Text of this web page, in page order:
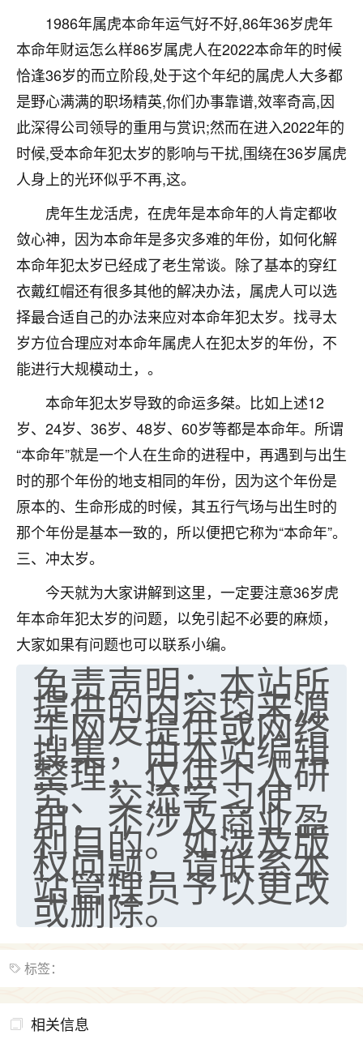
1986年属虎本命年运气好不好,86年36岁虎年
本命年财运怎么样86岁属虎人在2022本命年的时候
恰逢36岁的而立阶段,处于这个年纪的属虎人大多都
是野心满满的职场精英,你们办事靠谱,效率奇高,因
此深得公司领导的重用与赏识;然而在进入2022年的
时候,受本命年犯太岁的影响与干扰,围绕在36岁属虎
人身上的光环似乎不再,这。
虎年生龙活虎，在虎年是本命年的人肯定都收
敛心神，因为本命年是多灾多难的年份，如何化解
本命年犯太岁已经成了老生常谈。除了基本的穿红
衣戴红帽还有很多其他的解决办法，属虎人可以选
择最合适自己的办法来应对本命年犯太岁。找寻太
岁方位合理应对本命年属虎人在犯太岁的年份，不
能进行大规模动土，。
本命年犯太岁导致的命运多桀。比如上述12
岁、24岁、36岁、48岁、60岁等都是本命年。所谓
“本命年”就是一个人在生命的进程中，再遇到与出生
时的那个年份的地支相同的年份，因为这个年份是
原本的、生命形成的时候，其五行气场与出生时的
那个年份是基本一致的，所以便把它称为“本命年”。
三、冲太岁。
今天就为大家讲解到这里，一定要注意36岁虎
年本命年犯太岁的问题，以免引起不必要的麻烦，
大家如果有问题也可以联系小编。
免责声明：本站所
提供的内容均来源
于网友提供或网络
搜集，由本站编辑
整理，仅供个人研
究、交流学习使
用，不涉及商业盈
利目的。如涉及版
权问题，请联系本
站管理员予以更改
或删除。
标签：
相关信息
金白水清
我也想找老师看看，有没有人给个联系方式的啊？
鹿森：慧来老师微信：gjsy0624
1天前 来自江西 12
青春168
2天前 来自山西 15
Jessica李
老师做不做超度法事？我想给我奶奶做超度，她今年
刚去世了。
七零老顽童：我母亲前年离世，刚开始我经常
做梦梦见她，后来也是朋友介绍，找到慧来老
师，安排了超度法事，做梦再也没有梦到过
了，一开始是半信半疑的，图个心安，给亡母
超度，现在看来，人不信也不行。
2天前 来自云南 11
优秀的张同学
老师收徒吗？？我对这些很感兴趣
2天前 来自山西 15